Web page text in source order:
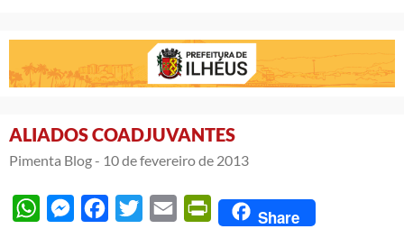
ALIADOS COADJUVANTES
Pimenta Blog - 10 de fevereiro de 2013
WhatsAppMessengerFacebook
Twitter Email PrintFriendly
Share